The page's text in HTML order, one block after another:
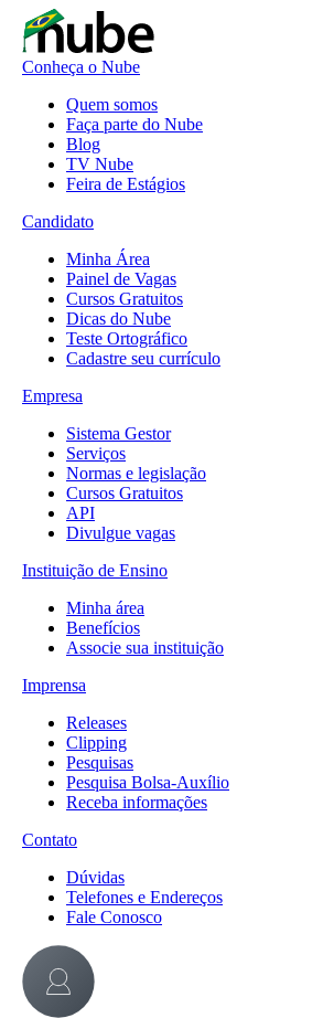
Conheça o Nube
Quem somos
Faça parte do Nube
Blog
TV Nube
Feira de Estágios
Candidato
Minha Área
Painel de Vagas
Cursos Gratuitos
Dicas do Nube
Teste Ortográfico
Cadastre seu currículo
Empresa
Sistema Gestor
Serviços
Normas e legislação
Cursos Gratuitos
API
Divulgue vagas
Instituição de Ensino
Minha área
Benefícios
Associe sua instituição
Imprensa
Releases
Clipping
Pesquisas
Pesquisa Bolsa-Auxílio
Receba informações
Contato
Dúvidas
Telefones e Endereços
Fale Conosco